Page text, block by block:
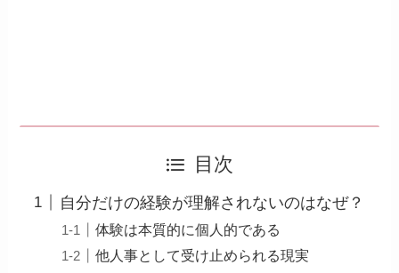
目次
自分だけの経験が理解されないのはなぜ？
体験は本質的に個人的である
他人事として受け止められる現実